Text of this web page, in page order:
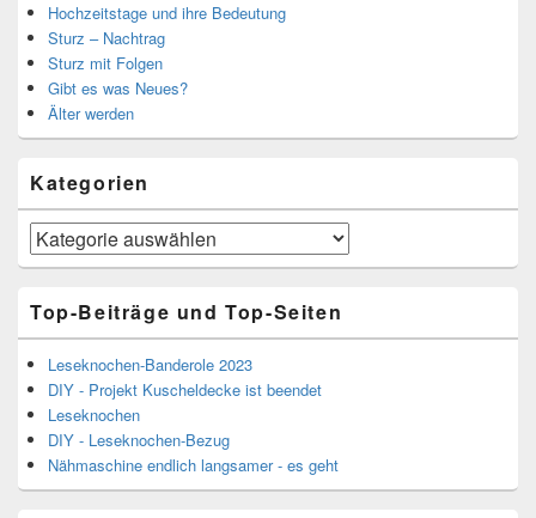
Hochzeitstage und ihre Bedeutung
Sturz – Nachtrag
Sturz mit Folgen
Gibt es was Neues?
Älter werden
Kategorien
Kategorien
Top-Beiträge und Top-Seiten
Leseknochen-Banderole 2023
DIY - Projekt Kuscheldecke ist beendet
Leseknochen
DIY - Leseknochen-Bezug
Nähmaschine endlich langsamer - es geht